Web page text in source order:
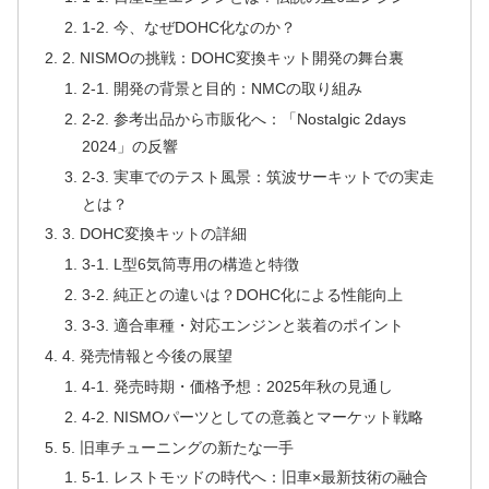
1-2. 今、なぜDOHC化なのか？
2. NISMOの挑戦：DOHC変換キット開発の舞台裏
2-1. 開発の背景と目的：NMCの取り組み
2-2. 参考出品から市販化へ：「Nostalgic 2days
2024」の反響
2-3. 実車でのテスト風景：筑波サーキットでの実走
とは？
3. DOHC変換キットの詳細
3-1. L型6気筒専用の構造と特徴
3-2. 純正との違いは？DOHC化による性能向上
3-3. 適合車種・対応エンジンと装着のポイント
4. 発売情報と今後の展望
4-1. 発売時期・価格予想：2025年秋の見通し
4-2. NISMOパーツとしての意義とマーケット戦略
5. 旧車チューニングの新たな一手
5-1. レストモッドの時代へ：旧車×最新技術の融合